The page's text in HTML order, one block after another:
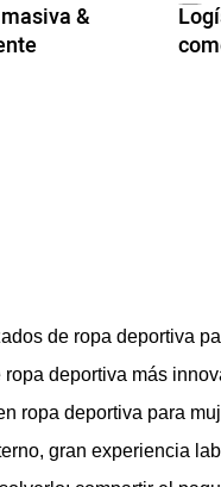
&
de ropa deportiva
deportiva más
ropa deportiva para
gran experiencia